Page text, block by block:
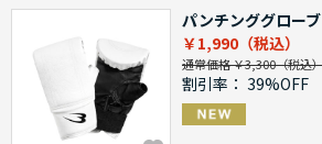
パンチンググローブ
￥1,990
通常価格 ￥3,300
割引率： 39%OFF